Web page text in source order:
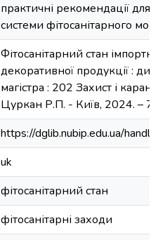
практичні рекомендації для
системи фітосанітарного
Фітосанітарний стан
декоративної продукції :
магістра : 202 Захист і
Цуркан Р.П. - Київ, 2024. –
https://dglib.nubip.edu.ua/
uk
фітосанітарний стан
фітосанітарні заходи